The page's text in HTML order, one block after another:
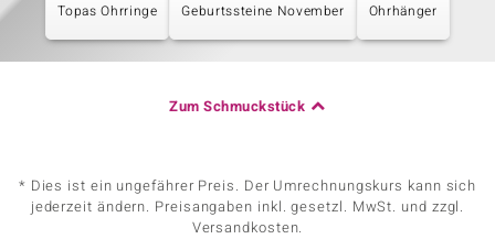
Topas Ohrringe Geburtssteine November Ohrhänger
Zum Schmuckstück
* Dies ist ein ungefährer Preis. Der Umrechnungskurs kann sich
jederzeit ändern. Preisangaben inkl. gesetzl. MwSt. und zzgl.
Versandkosten.